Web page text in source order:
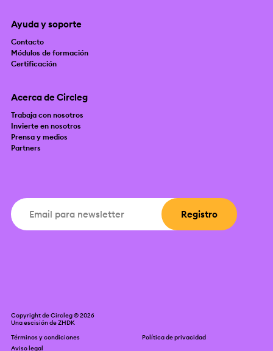
Ayuda y soporte
Contacto
Módulos de formación
Certificación
Acerca de Circleg
Trabaja con nosotros
Invierte en nosotros
Prensa y medios
Partners
Copyright de Circleg © 2026
Una escisión deZHDK
Términos y condiciones
Política de privacidad
Aviso legal